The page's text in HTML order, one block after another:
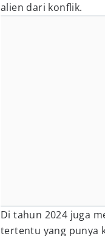
alien dari konflik.
Di tahun 2024 juga
tertentu yang punya